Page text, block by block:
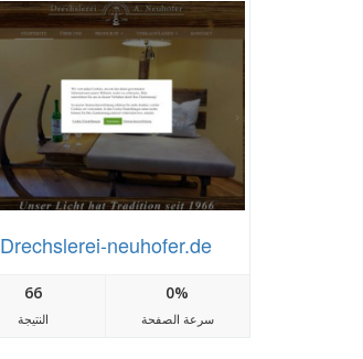
Drechslerei-neuhofer.de
66
النتيجة
0%
سرعة الصفحة